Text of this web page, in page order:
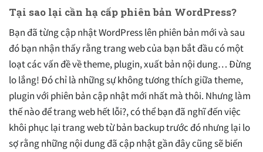
Tại sao lại cần hạ cấp phiên bản WordPress?
Bạn đã từng cập nhật WordPress lên phiên bản mới và sau
đó bạn nhận thấy rằng trang web của bạn bắt đầu có một
loạt các vấn đề về theme, plugin, xuất bản nội dung… Đừng
lo lắng! Đó chỉ là những sự không tương thích giữa theme,
plugin với phiên bản cập nhật mới nhất mà thôi. Nhưng làm
thế nào để trang web hết lỗi?, có thể bạn đã nghĩ đến việc
khôi phục lại trang web từ bản backup trước đó nhưng lại lo
sợ rằng những nội dung đã cập nhật gần đây cũng sẽ biến